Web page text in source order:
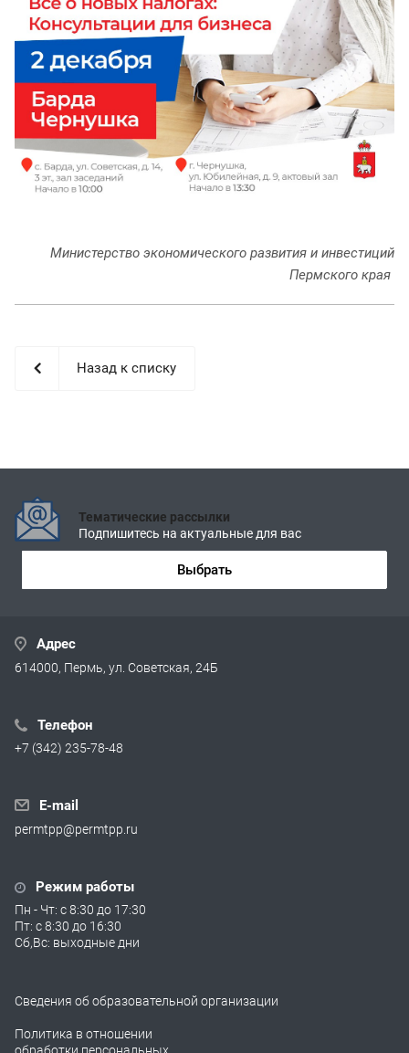
Министерство экономического развития и инвестиций
Пермского края
Назад к списку
Тематические рассылки
Подпишитесь на актуальные для вас
Выбрать
Адрес
614000, Пермь, ул. Советская, 24Б
Телефон
+7 (342) 235-78-48
E-mail
permtpp@permtpp.ru
Режим работы
Пн - Чт: с 8:30 до 17:30
Пт: с 8:30 до 16:30
Сб,Вс: выходные дни
Сведения об образовательной организации
Политика в отношении